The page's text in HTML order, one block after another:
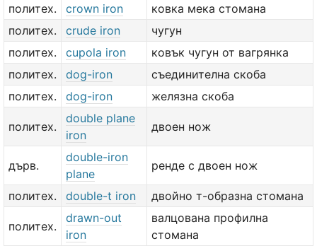
политех.
crown iron
ковка мека стомана
политех.
crude iron
чугун
политех.
cupola iron
ковък чугун от вагрянка
политех.
dog-iron
съединителна скоба
политех.
dog-iron желязна скоба
политех.
double plane
iron
двоен нож
дърв.
double-iron
plane
ренде с двоен нож
политех. double-t iron двойно т-образна стомана
политех.
drawn-out
iron
валцована профилна
стомана